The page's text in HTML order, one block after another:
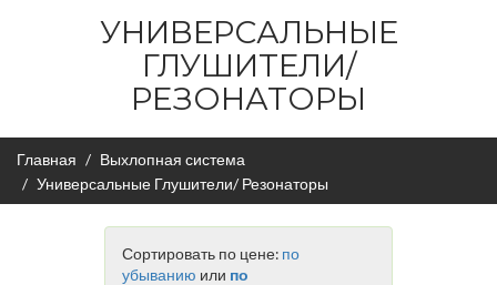
УНИВЕРСАЛЬНЫЕ
ГЛУШИТЕЛИ/
РЕЗОНАТОРЫ
Главная
Выхлопная система
Универсальные Глушители/ Резонаторы
Сортировать по цене: по
убыванию или по